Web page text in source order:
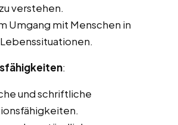
verstehen.
Umgang mit Menschen in
:
und schriftliche